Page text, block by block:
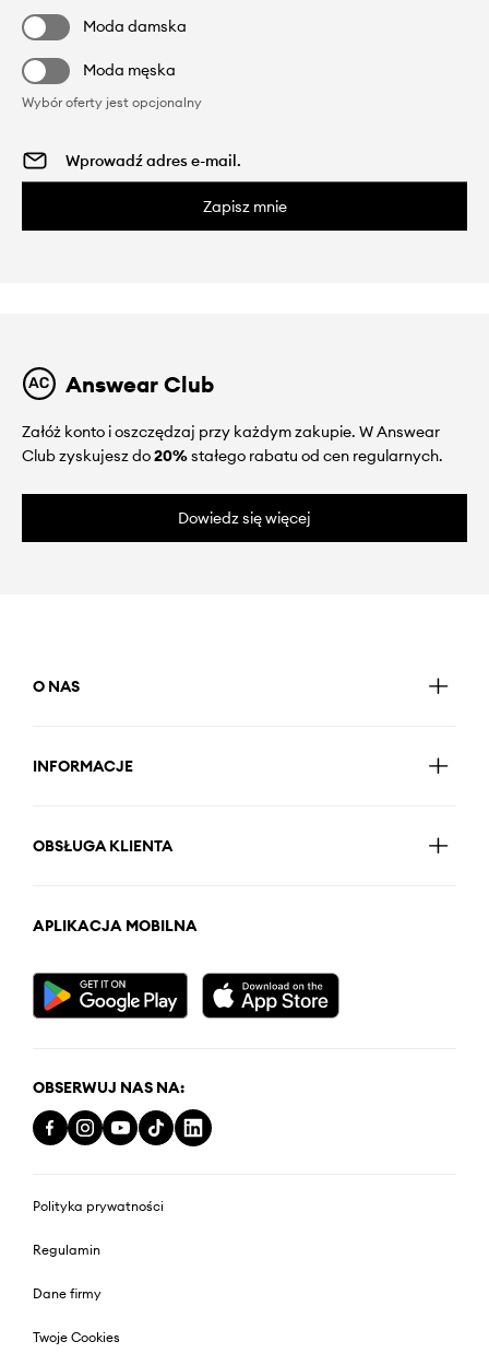
Moda damska
Moda męska
Wybór oferty jest opcjonalny
Zapisz mnie
Answear Club
Załóż konto i oszczędzaj przy każdym zakupie. W Answear
Club zyskujesz do20%stałego rabatu od cen regularnych.
Dowiedz się więcej
O NAS
INFORMACJE
OBSŁUGA KLIENTA
APLIKACJA MOBILNA
OBSERWUJ NAS NA:
Polityka prywatności
Regulamin
Dane firmy
Twoje Cookies